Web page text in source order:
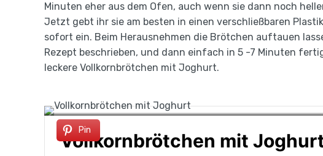
Minuten eher aus dem Ofen, auch wenn sie dann noch
Jetzt gebt ihr sie am besten in einen verschließbaren
sofort ein. Beim Herausnehmen die Brötchen auftauen
Rezept beschrieben, und dann einfach in 5 -7 Minuten
leckere Vollkornbrötchen mit Joghurt.
Pin
Vollkornbrötchen mit